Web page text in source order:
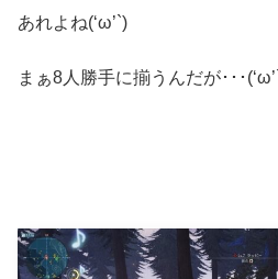
あれよね(‘ω’`)
まぁ8人勝手に揃うんだが･･･